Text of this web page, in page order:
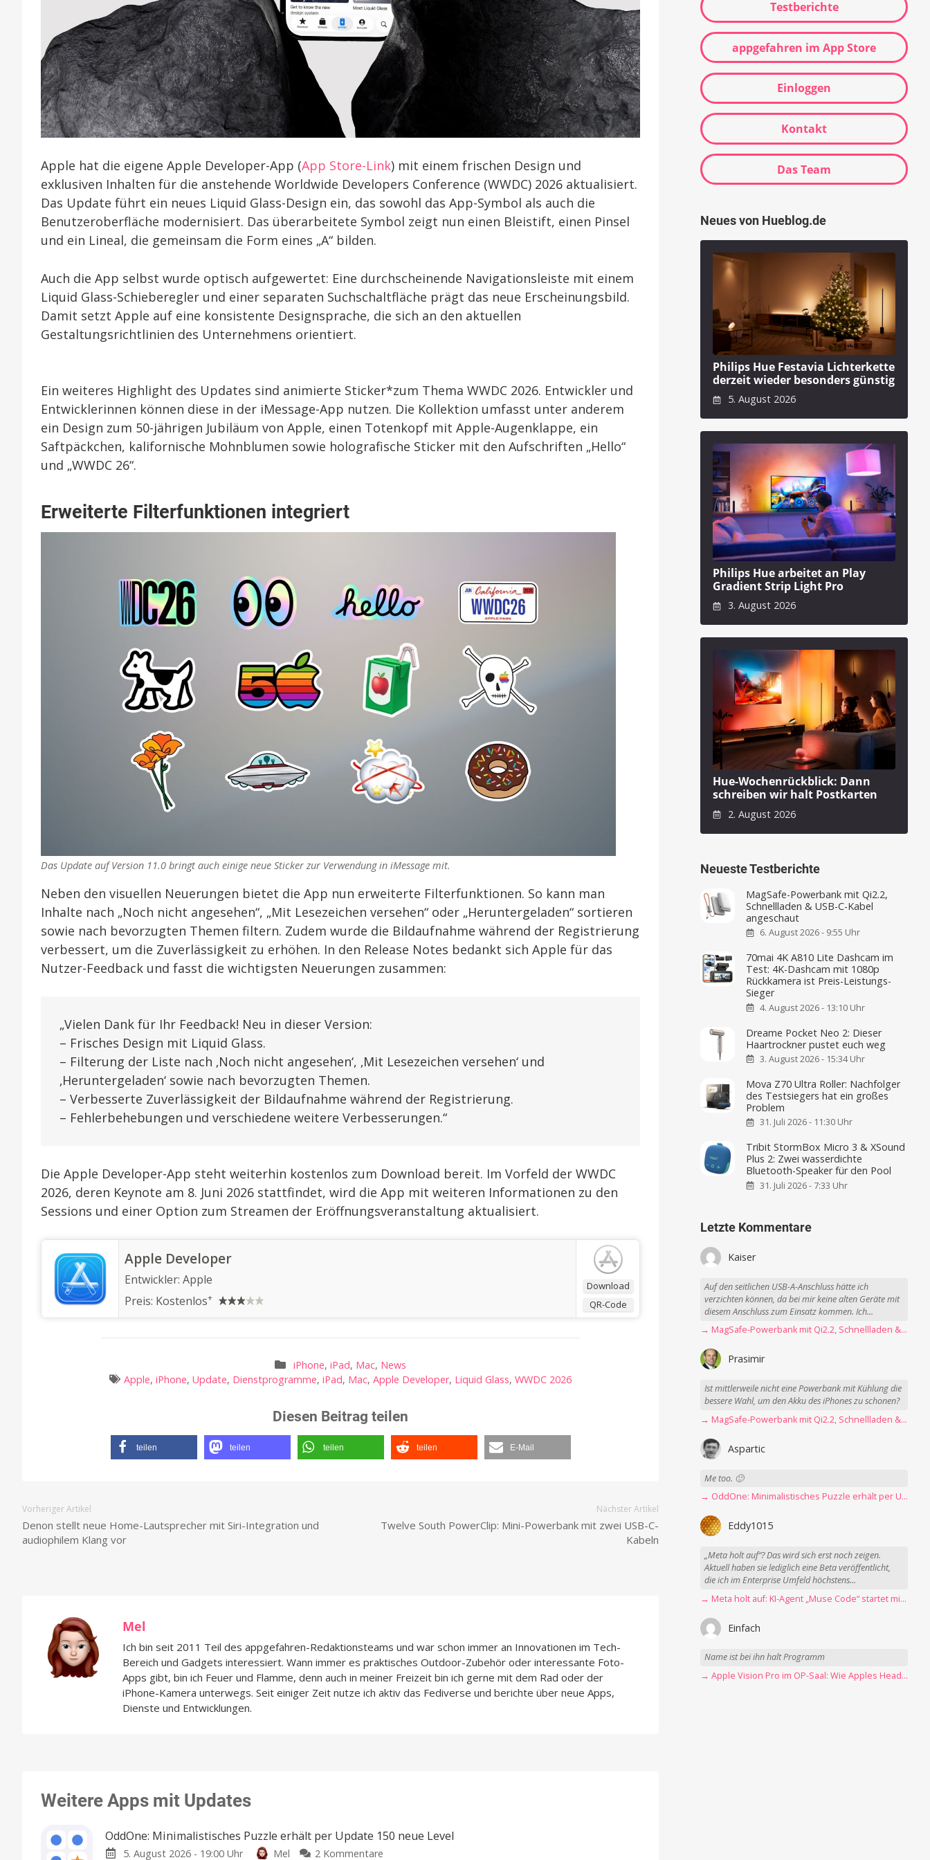
Apple hat die eigene Apple Developer-App (App Store-Link) mit einem frischen Design und
exklusiven Inhalten für die anstehende Worldwide Developers Conference (WWDC) 2026 aktualisiert.
Das Update führt ein neues Liquid Glass-Design ein, das sowohl das App-Symbol als auch die
Benutzeroberfläche modernisiert. Das überarbeitete Symbol zeigt nun einen Bleistift, einen Pinsel
und ein Lineal, die gemeinsam die Form eines „A“ bilden.
Auch die App selbst wurde optisch aufgewertet: Eine durchscheinende Navigationsleiste mit einem
Liquid Glass-Schieberegler und einer separaten Suchschaltfläche prägt das neue Erscheinungsbild.
Damit setzt Apple auf eine konsistente Designsprache, die sich an den aktuellen
Gestaltungsrichtlinien des Unternehmens orientiert.
Ein weiteres Highlight des Updates sind animierte Sticker*zum Thema WWDC 2026. Entwickler und
Entwicklerinnen können diese in der iMessage-App nutzen. Die Kollektion umfasst unter anderem
ein Design zum 50-jährigen Jubiläum von Apple, einen Totenkopf mit Apple-Augenklappe, ein
Saftpäckchen, kalifornische Mohnblumen sowie holografische Sticker mit den Aufschriften „Hello“
und „WWDC 26“.
Erweiterte Filterfunktionen integriert
Das Update auf Version 11.0 bringt auch einige neue Sticker zur Verwendung in iMessage mit.
Neben den visuellen Neuerungen bietet die App nun erweiterte Filterfunktionen. So kann man
Inhalte nach „Noch nicht angesehen“, „Mit Lesezeichen versehen“ oder „Heruntergeladen“ sortieren
sowie nach bevorzugten Themen filtern. Zudem wurde die Bildaufnahme während der Registrierung
verbessert, um die Zuverlässigkeit zu erhöhen. In den Release Notes bedankt sich Apple für das
Nutzer-Feedback und fasst die wichtigsten Neuerungen zusammen:
„Vielen Dank für Ihr Feedback! Neu in dieser Version:
– Frisches Design mit Liquid Glass.
– Filterung der Liste nach ‚Noch nicht angesehen‘, ‚Mit Lesezeichen versehen‘ und
‚Heruntergeladen‘ sowie nach bevorzugten Themen.
– Verbesserte Zuverlässigkeit der Bildaufnahme während der Registrierung.
– Fehlerbehebungen und verschiedene weitere Verbesserungen.“
Die Apple Developer-App steht weiterhin kostenlos zum Download bereit. Im Vorfeld der WWDC
2026, deren Keynote am 8. Juni 2026 stattfindet, wird die App mit weiteren Informationen zu den
Sessions und einer Option zum Streamen der Eröffnungsveranstaltung aktualisiert.
Download
QR-Code
‎Apple Developer
Entwickler: Apple
Preis: Kostenlos+
iPhone, iPad, Mac, News
Apple,iPhone,Update, Dienstprogramme,iPad, Mac,Apple Developer, Liquid Glass,WWDC 2026
Diesen Beitrag teilen
teilen teilen teilen teilen E-Mail
Vorheriger Artikel
Denon stellt neue Home-Lautsprecher mit Siri-Integration und
audiophilem Klang vor
Nächster Artikel
Twelve South PowerClip: Mini-Powerbank mit zwei USB-C-
Kabeln
Mel
Ich bin seit 2011 Teil des appgefahren-Redaktionsteams und war schon immer an Innovationen im Tech-
Bereich und Gadgets interessiert. Wann immer es praktisches Outdoor-Zubehör oder interessante Foto-
Apps gibt, bin ich Feuer und Flamme, denn auch in meiner Freizeit bin ich gerne mit dem Rad oder der
iPhone-Kamera unterwegs. Seit einiger Zeit nutze ich aktiv das Fediverse und berichte über neue Apps,
Dienste und Entwicklungen.
Weitere Apps mit Updates
OddOne: Minimalistisches Puzzle erhält per Update 150 neue Level
5. August 2026 - 19:00 Uhr Mel 2 Kommentare
Testberichte
appgefahren im App Store
Einloggen
Kontakt
Das Team
Neues von Hueblog.de
Philips Hue Festavia Lichterkette
derzeit wieder besonders günstig
5. August 2026
Philips Hue arbeitet an Play
Gradient Strip Light Pro
3. August 2026
Hue-Wochenrückblick: Dann
schreiben wir halt Postkarten
2. August 2026
Neueste Testberichte
MagSafe-Powerbank mit Qi2.2,
Schnellladen & USB-C-Kabel
angeschaut
6. August 2026 - 9:55 Uhr
70mai 4K A810 Lite Dashcam im
Test: 4K-Dashcam mit 1080p
Rückkamera ist Preis-Leistungs-
Sieger
4. August 2026 - 13:10 Uhr
Dreame Pocket Neo 2: Dieser
Haartrockner pustet euch weg
3. August 2026 - 15:34 Uhr
Mova Z70 Ultra Roller: Nachfolger
des Testsiegers hat ein großes
Problem
31. Juli 2026 - 11:30 Uhr
Tribit StormBox Micro 3 & XSound
Plus 2: Zwei wasserdichte
Bluetooth-Speaker für den Pool
31. Juli 2026 - 7:33 Uhr
Letzte Kommentare
Kaiser
Auf den seitlichen USB-A-Anschluss hätte ich
verzichten können, da bei mir keine alten Geräte mit
diesem Anschluss zum Einsatz kommen. Ich...
→ MagSafe-Powerbank mit Qi2.2, Schnellladen & USB-C-Kabel angeschaut
Prasimir
Ist mittlerweile nicht eine Powerbank mit Kühlung die
bessere Wahl, um den Akku des iPhones zu schonen?
→ MagSafe-Powerbank mit Qi2.2, Schnellladen & USB-C-Kabel angeschaut
Aspartic
Me too. 🙂
→ OddOne: Minimalistisches Puzzle erhält per Update 150 neue Level
Eddy1015
„Meta holt auf“? Das wird sich erst noch zeigen.
Aktuell haben sie lediglich eine Beta veröffentlicht,
die ich im Enterprise Umfeld höchstens...
→ Meta holt auf: KI-Agent „Muse Code“ startet mit erster Betaversion
Einfach
Name ist bei ihn halt Programm
→ Apple Vision Pro im OP-Saal: Wie Apples Headset Operationen beschleunigt